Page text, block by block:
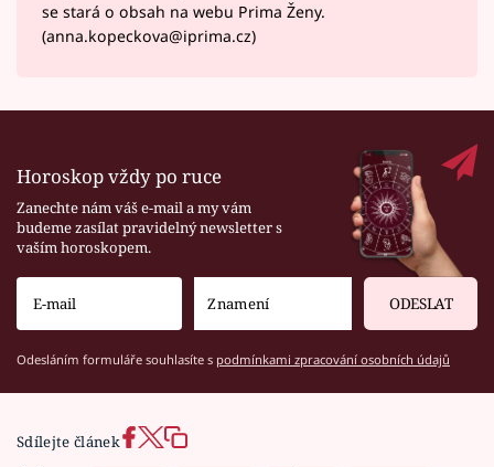
se stará o obsah na webu Prima Ženy.
(anna.kopeckova@iprima.cz)
Horoskop vždy po ruce
Zanechte nám váš e-mail a my vám
budeme zasílat pravidelný newsletter s
vaším horoskopem.
ODESLAT
Odesláním formuláře souhlasíte s podmínkami zpracování osobních údajů
Sdílejte článek